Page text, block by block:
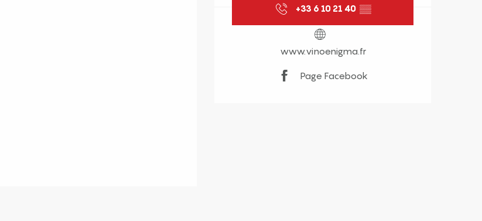
+33 6 10 21 40 ▒▒
www.vinoenigma.fr
Page Facebook